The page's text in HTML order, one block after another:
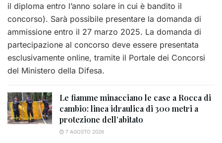
il diploma entro l’anno solare in cui è bandito il
concorso). Sarà possibile presentare la domanda di
ammissione entro il 27 marzo 2025. La domanda di
partecipazione al concorso deve essere presentata
esclusivamente online, tramite il Portale dei Concorsi
del Ministero della Difesa.
Le fiamme minacciano le case a Rocca di
cambio: linea idraulica di 300 metri a
protezione dell’abitato
7 AGOSTO 2026